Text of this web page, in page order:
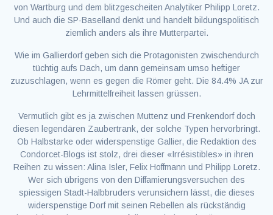
von Wartburg und dem blitzgescheiten Analytiker Philipp Loretz.
Und auch die SP-Baselland denkt und handelt bildungspolitisch
ziemlich anders als ihre Mutterpartei.
Wie im Gallierdorf geben sich die Protagonisten zwischendurch
tüchtig aufs Dach, um dann gemeinsam umso heftiger
zuzuschlagen, wenn es gegen die Römer geht. Die 84.4% JA zur
Lehrmittelfreiheit lassen grüssen.
Vermutlich gibt es ja zwischen Muttenz und Frenkendorf doch
diesen legendären Zaubertrank, der solche Typen hervorbringt.
Ob Halbstarke oder widerspenstige Gallier, die Redaktion des
Condorcet-Blogs ist stolz, drei dieser «Irrésistibles» in ihren
Reihen zu wissen: Alina Isler, Felix Hoffmann und Philipp Loretz.
Wer sich übrigens von den Diffamierungsversuchen des
spiessigen Stadt-Halbbruders verunsichern lässt, die dieses
widerspenstige Dorf mit seinen Rebellen als rückständig